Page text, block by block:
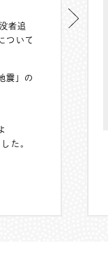
者追
ついて
震」の
た。